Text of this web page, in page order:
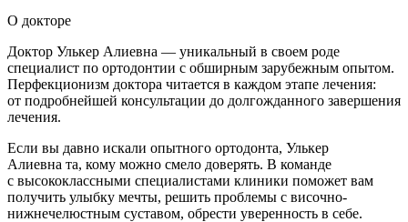
О докторе
Доктор Улькер Алиевна — уникальный в своем роде
специалист по ортодонтии с обширным зарубежным опытом.
Перфекционизм доктора читается в каждом этапе лечения:
от подробнейшей консультации до долгожданного завершения
лечения.
Если вы давно искали опытного ортодонта, Улькер
Алиевна та, кому можно смело доверять. В команде
с высококлассными специалистами клиники поможет вам
получить улыбку мечты, решить проблемы с височно-
нижнечелюстным суставом, обрести уверенность в себе.